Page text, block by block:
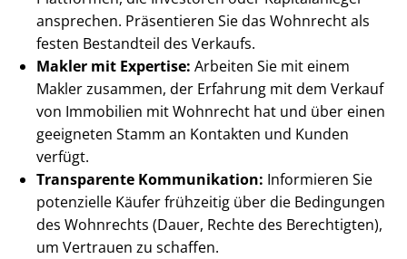
ansprechen. Präsentieren Sie das Wohnrecht als
festen Bestandteil des Verkaufs.
Makler mit Expertise: Arbeiten Sie mit einem
Makler zusammen, der Erfahrung mit dem Verkauf
von Immobilien mit Wohnrecht hat und über einen
geeigneten Stamm an Kontakten und Kunden
verfügt.
Transparente Kommunikation: Informieren Sie
potenzielle Käufer frühzeitig über die Bedingungen
des Wohnrechts (Dauer, Rechte des Berechtigten),
um Vertrauen zu schaffen.